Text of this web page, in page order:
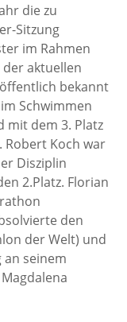
die zu
Sitzung
im Rahmen
aktuellen
bekannt
Schwimmen
mit dem 3. Platz
Koch war
Disziplin
2.Platz. Florian
den
der Welt) und
an seinem